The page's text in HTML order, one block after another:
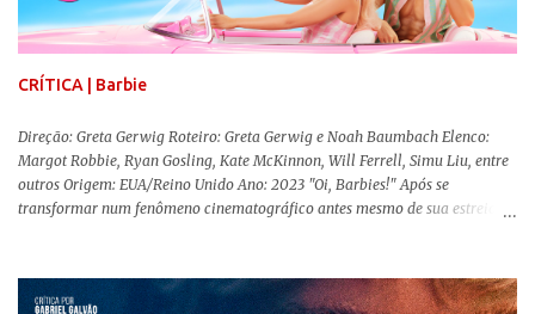
CRÍTICA | Barbie
Direção: Greta Gerwig Roteiro: Greta Gerwig e Noah Baumbach Elenco:
Margot Robbie, Ryan Gosling, Kate McKinnon, Will Ferrell, Simu Liu, entre
outros Origem: EUA/Reino Unido Ano: 2023 "Oi, Barbies!" Após se
transformar num fenômeno cinematográfico antes mesmo de sua estreia,
lançamento, posso afirmar que o longa, dirigido por Greta Gerwig (
Adoráveis Mulheres ) prometeu tudo e entregou mais ainda, se provando o